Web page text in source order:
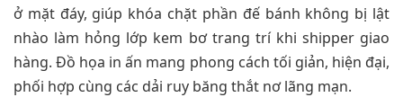
ở mặt đáy, giúp khóa chặt phần đế bánh không bị lật
nhào làm hỏng lớp kem bơ trang trí khi shipper giao
hàng. Đồ họa in ấn mang phong cách tối giản, hiện đại,
phối hợp cùng các dải ruy băng thắt nơ lãng mạn.